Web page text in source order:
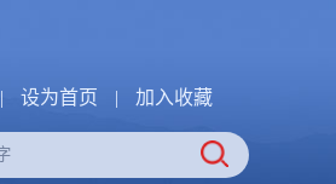
| 设为首页 | 加入收藏